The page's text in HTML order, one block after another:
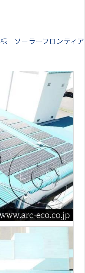
ソーラーフロンティア